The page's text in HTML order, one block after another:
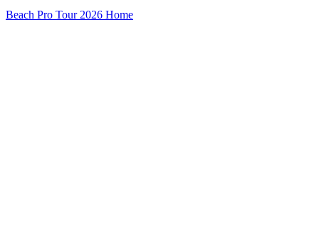
Beach Pro Tour 2026 Home